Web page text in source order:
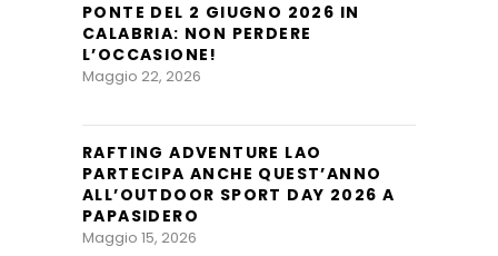
PONTE DEL 2 GIUGNO 2026 IN
CALABRIA: NON PERDERE
L’OCCASIONE!
Maggio 22, 2026
RAFTING ADVENTURE LAO
PARTECIPA ANCHE QUEST’ANNO
ALL’OUTDOOR SPORT DAY 2026 A
PAPASIDERO
Maggio 15, 2026